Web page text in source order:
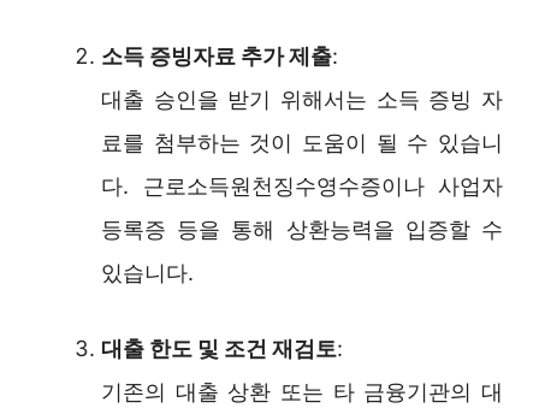
소득 증빙자료 추가 제출:
대출 승인을 받기 위해서는 소득 증빙 자
료를 첨부하는 것이 도움이 될 수 있습니
다. 근로소득원천징수영수증이나 사업자
등록증 등을 통해 상환능력을 입증할 수
있습니다.
대출 한도 및 조건 재검토:
기존의 대출 상환 또는 타 금융기관의 대